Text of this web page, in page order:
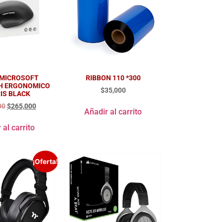
ERGONOMICO
BLACK
$265,000
al carrito
RIBBON 110 *300
$35,000
Añadir al carrito
¡Oferta!